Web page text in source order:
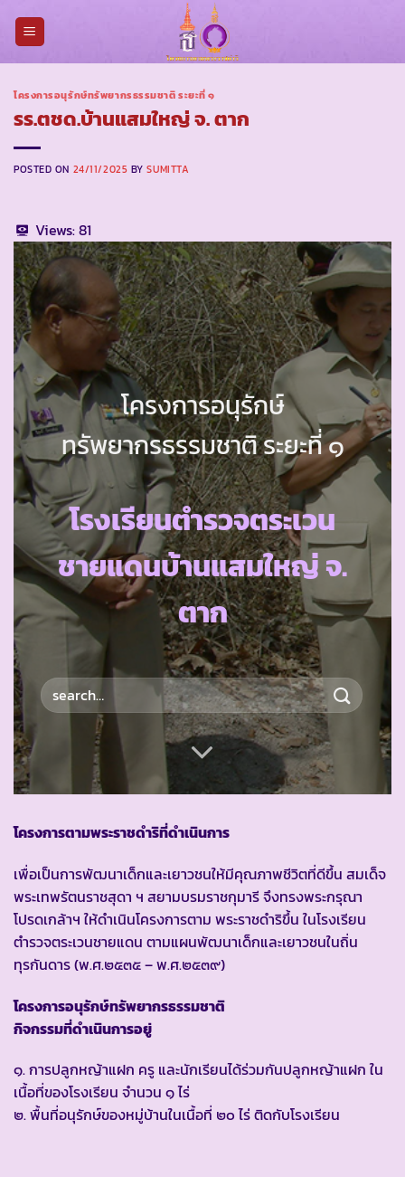
โครงการอนุรักษ์ทรัพยากรธรรมชาติ ระยะที่ ๑
รร.ตชด.บ้านแสมใหญ่ จ. ตาก
POSTED ON 24/11/2025 BYSUMITTA
Views:81
โครงการอนุรักษ์
ทรัพยากรธรรมชาติ ระยะที่ ๑
โรงเรียนตำรวจตระเวน
ชายแดนบ้านแสมใหญ่ จ.
ตาก
โครงการตามพระราชดำริที่ดำเนินการ
เพื่อเป็นการพัฒนาเด็กและเยาวชนให้มีคุณภาพชีวิตที่ดีขึ้น สมเด็จ
พระเทพรัตนราชสุดา ฯ สยามบรมราชกุมารี จึงทรงพระกรุณา
โปรดเกล้าฯ ให้ดำเนินโครงการตาม พระราชดำริขึ้น ในโรงเรียน
ตำรวจตระเวนชายแดน ตามแผนพัฒนาเด็กและเยาวชนในถิ่น
ทุรกันดาร (พ.ศ.๒๕๓๕ – พ.ศ.๒๕๓๙)
โครงการอนุรักษ์ทรัพยากรธรรมชาติ
กิจกรรมที่ดำเนินการอยู่
๑. การปลูกหญ้าแฝก ครู และนักเรียนได้ร่วมกันปลูกหญ้าแฝก ใน
เนื้อที่ของโรงเรียน จำนวน ๑ ไร่
๒. พื้นที่อนุรักษ์ของหมู่บ้านในเนื้อที่ ๒๐ ไร่ ติดกับโรงเรียน